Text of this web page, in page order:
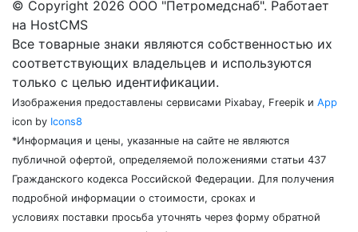
© Copyright 2026 ООО "Петромедснаб". Работает
на HostCMS
Все товарные знаки являются собственностью их
соответствующих владельцев и используются
только с целью идентификации.
Изображения предоставлены сервисами Pixabay, Freepik и App
icon by Icons8
*Информация и цены, указанные на сайте не являются
публичной офертой, определяемой положениями статьи 437
Гражданского кодекса Российской Федерации. Для получения
подробной информации о стоимости, сроках и
условиях поставки просьба уточнять через форму обратной